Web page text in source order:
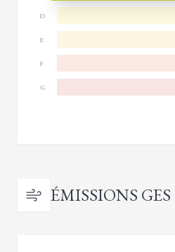
D
E
F
G
ÉMISSIONS GES